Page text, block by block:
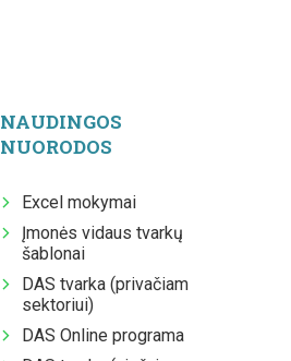
NAUDINGOS
NUORODOS
Excel mokymai
Įmonės vidaus tvarkų
šablonai
DAS tvarka (privačiam
sektoriui)
DAS Online programa